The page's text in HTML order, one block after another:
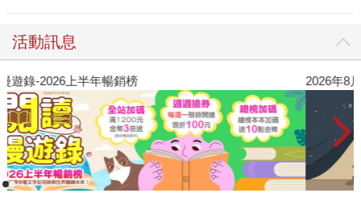
活動訊息
閱讀漫遊錄-2026上半年暢銷榜